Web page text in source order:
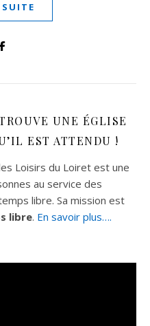
UNE ÉGLISE
EST ATTENDU !
Loisirs du Loiret est une
au service des
libre. Sa mission est
libre. En savoir plus….